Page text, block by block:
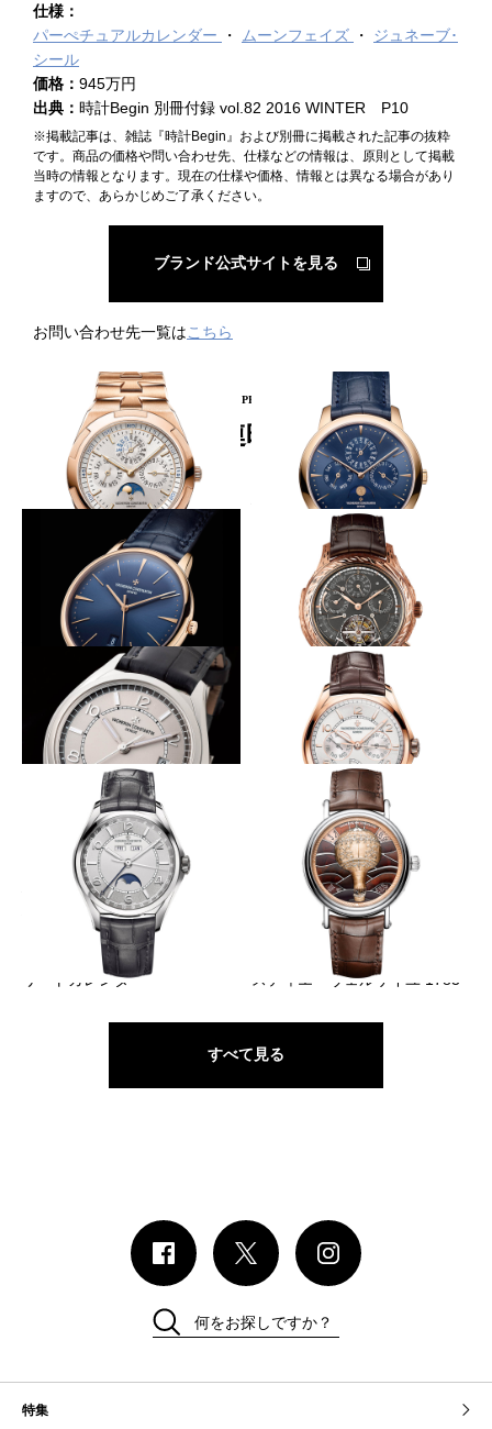
仕様：
パーぺチュアルカレンダー
ムーンフェイズ
ジュネーブ･
シール
価格： 945万円
出典： 時計Begin 別冊付録 vol.82 2016 WINTER P10
※掲載記事は、雑誌『時計Begin』および別冊に掲載された記事の抜粋
です。商品の価格や問い合わせ先、仕様などの情報は、原則として掲載
当時の情報となります。現在の仕様や価格、情報とは異なる場合があり
ますので、あらかじめご了承ください。
ブランド公式サイトを見る
お問い合わせ先一覧はこちら
PICKUP PRODUCT
関連時計
初のＰＧブレス仕様
VACHERON CONSTANTIN
オーヴァーシーズ・エクストラ
フラット・パーペチュアルカレ
ンダー
パーペに初のブルー
VACHERON CONSTANTIN
パトリモニー・エクストラフラ
ット・パーペチュアルカレンダ
光を受けて変化する青のニュアンス
VACHERON CONSTANTIN
パトリモニー・オートマティッ
1点製作の超複雑時計
VACHERON CONSTANTIN
レ・キャビノティエ・グラン
ド・コンプリケーション・クロ
コダイル
ヴァシュロン流デイリーウォッチ
VACHERON CONSTANTIN
フィフティーシックス・オート
マティック
レイアウトにも凝る3つの付加機能
VACHERON CONSTANTIN
フィフティーシックス・デイ／
伝統的機構を備えたフラッグシップ
VACHERON CONSTANTIN
フィフティーシックス・コンプ
リートカレンダー
気球上部の左右の窓で時と分とを数
VACHERON CONSTANTIN
メティエ・ダール・レ・アエロ
スティエ・ヴェルサイユ 1783
すべて見る
特集
何をお探しですか？